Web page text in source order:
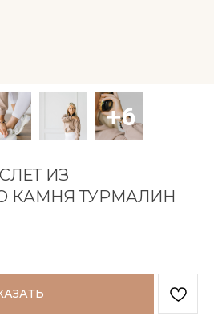
ИЗ
КАМНЯ ТУРМАЛИН